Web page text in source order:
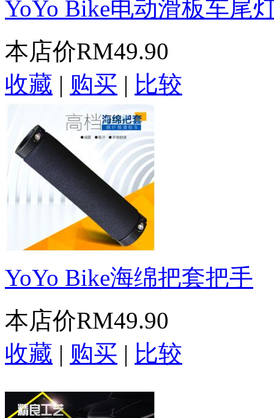
YoYo Bike电动滑板车尾
本店价RM49.90
收藏 | 购买 | 比较
YoYo Bike海绵把套把手
本店价RM49.90
收藏 | 购买 | 比较